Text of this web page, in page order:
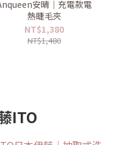
安晴｜充電款電
熱睫毛夾
NT$1,380
NT$1,480
ITO